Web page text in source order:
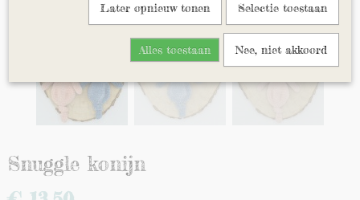
Snuggle konijn
Later opnieuw tonen Selectie toestaan
Alles toestaan Nee, niet akkoord